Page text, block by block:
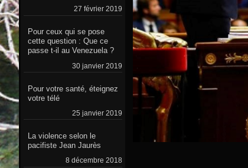
27 février 2019
Pour ceux qui se pose
cette question : Que ce
passe t-il au Venezuela ?
30 janvier 2019
Pour votre santé, éteignez
votre télé
25 janvier 2019
La violence selon le
pacifiste Jean Jaurès
8 décembre 2018